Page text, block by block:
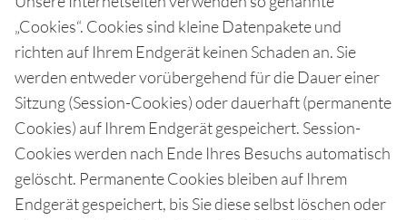
„Cookies“. Cookies sind kleine Datenpakete und
richten auf Ihrem Endgerät keinen Schaden an. Sie
werden entweder vorübergehend für die Dauer einer
Sitzung (Session-Cookies) oder dauerhaft (permanente
Cookies) auf Ihrem Endgerät gespeichert. Session-
Cookies werden nach Ende Ihres Besuchs automatisch
gelöscht. Permanente Cookies bleiben auf Ihrem
Endgerät gespeichert, bis Sie diese selbst löschen oder